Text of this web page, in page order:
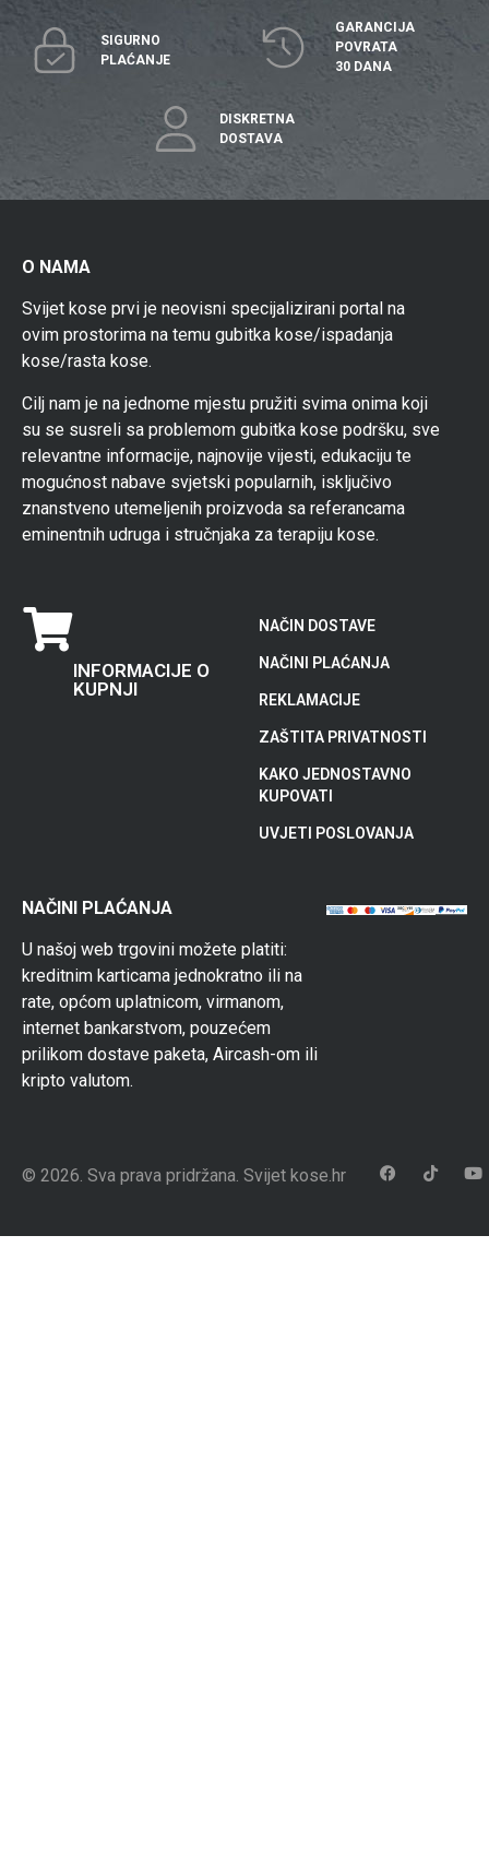
SIGURNO
PLAĆANJE
GARANCIJA
POVRATA
30 DANA
DISKRETNA
DOSTAVA
O NAMA
Svijet kose prvi je neovisni specijalizirani portal na
ovim prostorima na temu gubitka kose/ispadanja
kose/rasta kose.
Cilj nam je na jednome mjestu pružiti svima onima koji
su se susreli sa problemom gubitka kose podršku, sve
relevantne informacije, najnovije vijesti, edukaciju te
mogućnost nabave svjetski popularnih, isključivo
znanstveno utemeljenih proizvoda sa referancama
eminentnih udruga i stručnjaka za terapiju kose.
INFORMACIJE O
KUPNJI
NAČIN DOSTAVE
NAČINI PLAĆANJA
REKLAMACIJE
ZAŠTITA PRIVATNOSTI
KAKO JEDNOSTAVNO
KUPOVATI
UVJETI POSLOVANJA
NAČINI PLAĆANJA
U našoj web trgovini možete platiti:
kreditnim karticama jednokratno ili na
rate, općom uplatnicom, virmanom,
internet bankarstvom, pouzećem
prilikom dostave paketa, Aircash-om ili
kripto valutom.
© 2026. Sva prava pridržana. Svijet kose.hr